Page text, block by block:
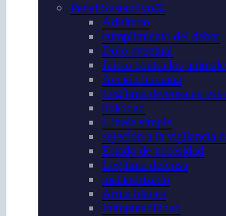
Penal Sustantivo⚖️
Adulterio
cumplimiento del deber
Dolo eventual
Juicio contra los
Acción humana
Legítima defensa en
tipicidad
Ultraje simple
sujeción a la vigilancia
Estado de necesidad
Legítima defensa
malandrizado
Arma blanca
Inimputabilidad